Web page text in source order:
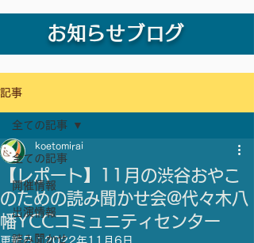
お知らせブログ
記事
全ての記事
開催情報
出演情報
読み聞かせ
全ての記事
【レポート】11月の渋谷おやこ
のための読み聞かせ会@代々木八
幡YCCコミュニティセンター
koetomirai
更新日：2022年11月6日